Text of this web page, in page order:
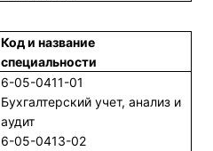
Код и название
специальности
6-05-0411-01
Бухгалтерский учет, анализ и
аудит
6-05-0413-02